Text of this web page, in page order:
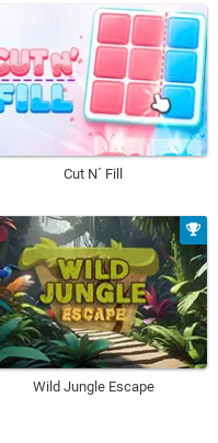
Cut N´ Fill
Wild Jungle Escape